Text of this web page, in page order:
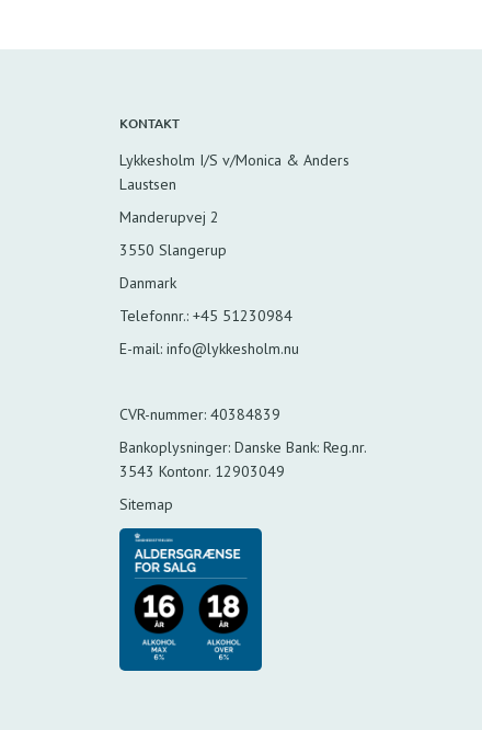
KONTAKT
Lykkesholm I/S v/Monica & Anders
Laustsen
Manderupvej 2
3550 Slangerup
Danmark
Telefonnr.: +45 51230984
E-mail: info@lykkesholm.nu
CVR-nummer: 40384839
Bankoplysninger: Danske Bank: Reg.nr.
3543 Kontonr. 12903049
Sitemap